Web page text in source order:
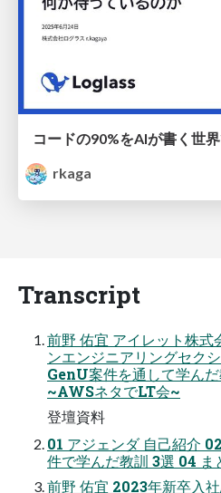
rkaga
Transcript
前野 佑宜 アイレット株
ンエンジニアリングセク
GenU案件を通して学ん
~AWSネタでLT会~
登壇資料
01 アジェンダ 自己紹介
件で学んだ教訓 3選 04 ま
前野 佑宜 2023年新卒入